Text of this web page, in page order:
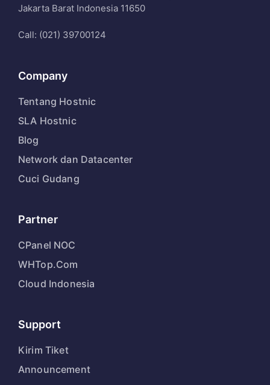
Jakarta Barat Indonesia 11650
Call: (021) 39700124
Company
Tentang Hostnic
SLA Hostnic
Blog
Network dan Datacenter
Cuci Gudang
Partner
CPanel NOC
WHTop.Com
Cloud Indonesia
Support
Kirim Tiket
Announcement